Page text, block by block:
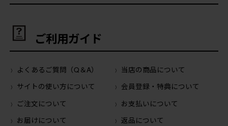
ご利用ガイド
よくあるご質問（Q＆A）
当店の商品について
サイトの使い方について
会員登録・特典について
ご注文について
お支払いについて
お届けについて
返品について